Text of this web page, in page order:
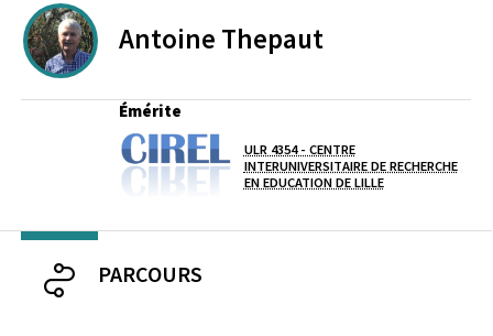
PROFESSEURS EMERITES DE L'UNIVERSITE
Antoine Thepaut
Émérite
Laboratoire / équipe
ULR 4354 - CENTRE
INTERUNIVERSITAIRE DE RECHERCHE
EN EDUCATION DE LILLE
PARCOURS